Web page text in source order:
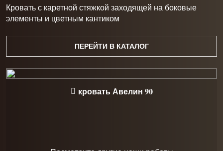
Кровать с каретной стяжкой заходящей на боковые
элементы и цветным кантиком
ПЕРЕЙТИ В КАТАЛОГ
кровать Авелин 90